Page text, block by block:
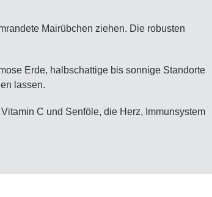
Mairübchen ziehen. Die robusten
Erde, halbschattige bis sonnige Standorte
lassen.
C und Senföle, die Herz, Immunsystem